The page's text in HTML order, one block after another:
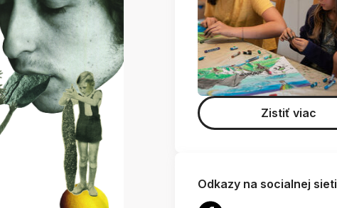
Zistiť viac
Odkazy na socialnej sieti